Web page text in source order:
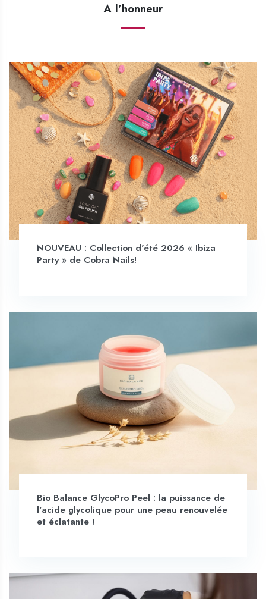
A l’honneur
NOUVEAU : Collection d'été 2026 « Ibiza
Party » de Cobra Nails!
Bio Balance GlycoPro Peel : la puissance de
l'acide glycolique pour une peau renouvelée
et éclatante !